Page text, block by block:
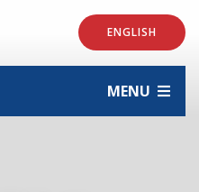
ENGLISH
MENU